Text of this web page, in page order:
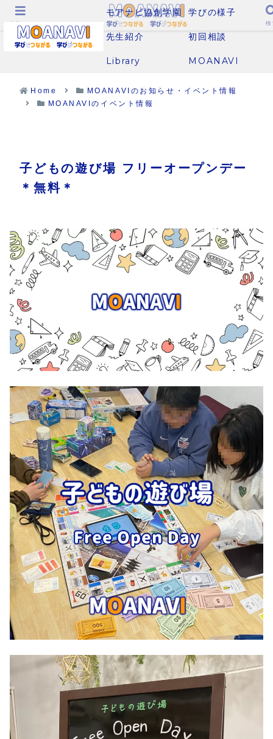
モアナビ協創学園 学びの様子
先生紹介 初回相談
Library MOANAVI
Home
MOANAVIのお知らせ・イベント情報
MOANAVIのイベント情報
子どもの遊び場 フリーオープンデー
＊無料＊
メニュー